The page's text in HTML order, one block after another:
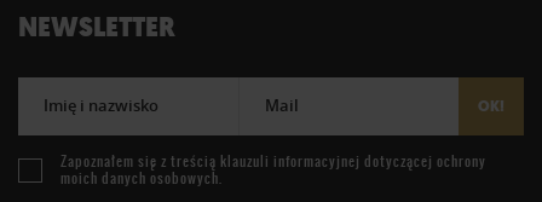
NEWSLETTER
Imię i nazwisko Mail OK!
Zapoznałem się z treścią klauzuli informacyjnej dotyczącej ochrony
moich danych osobowych.